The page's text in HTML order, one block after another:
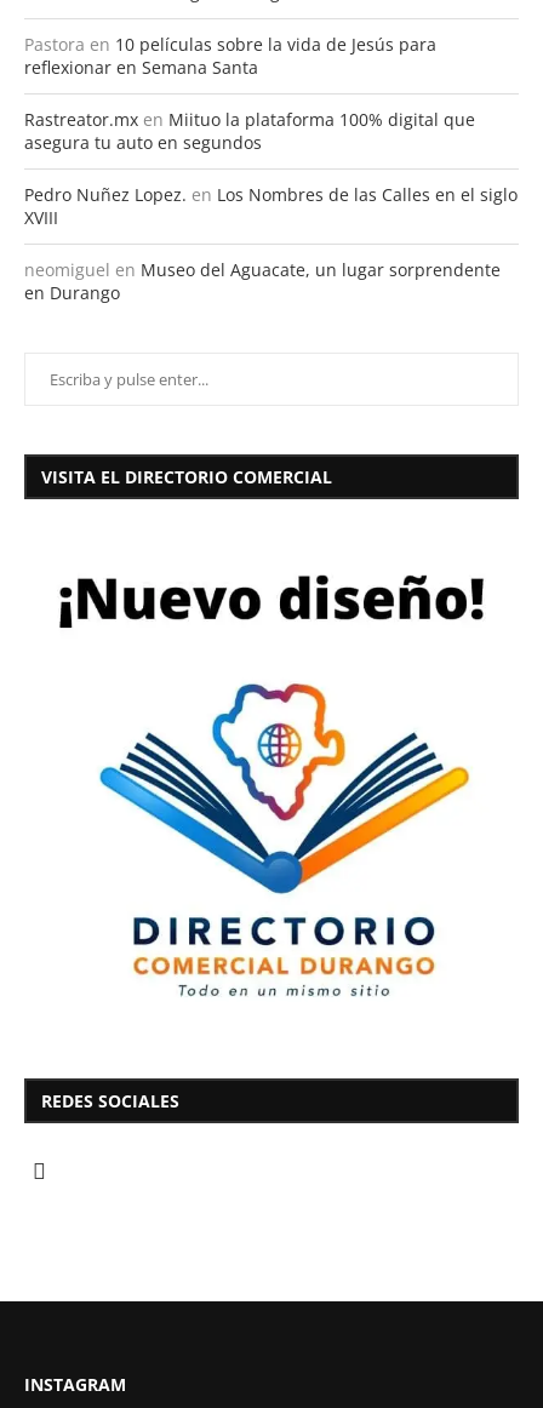
Pastora en 10 películas sobre la vida de Jesús para
reflexionar en Semana Santa
Rastreator.mx en Miituo la plataforma 100% digital que
asegura tu auto en segundos
Pedro Nuñez Lopez. en Los Nombres de las Calles en el siglo
XVIII
neomiguel en Museo del Aguacate, un lugar sorprendente
en Durango
VISITA EL DIRECTORIO COMERCIAL
REDES SOCIALES
INSTAGRAM